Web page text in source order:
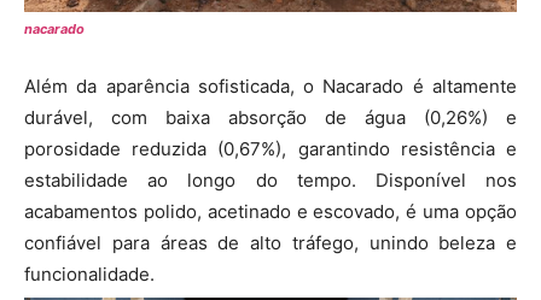
nacarado
Além da aparência sofisticada, o Nacarado é altamente
durável, com baixa absorção de água (0,26%) e
porosidade reduzida (0,67%), garantindo resistência e
estabilidade ao longo do tempo. Disponível nos
acabamentos polido, acetinado e escovado, é uma opção
confiável para áreas de alto tráfego, unindo beleza e
funcionalidade.